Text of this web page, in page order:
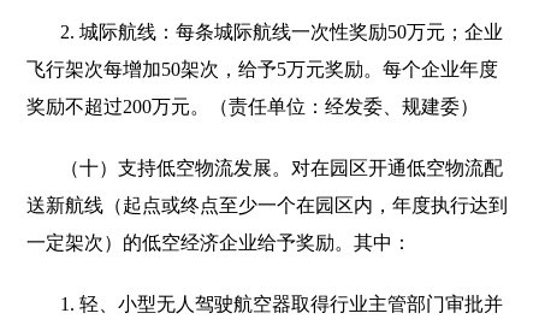
2. 城际航线：每条城际航线一次性奖励50万元；企业
飞行架次每增加50架次，给予5万元奖励。每个企业年度
奖励不超过200万元。（责任单位：经发委、规建委）
（十）支持低空物流发展。对在园区开通低空物流配
送新航线（起点或终点至少一个在园区内，年度执行达到
一定架次）的低空经济企业给予奖励。其中：
1. 轻、小型无人驾驶航空器取得行业主管部门审批并